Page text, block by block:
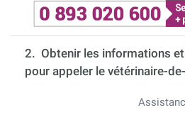
2. Obtenir les informations et
pour appeler le vétérinaire-